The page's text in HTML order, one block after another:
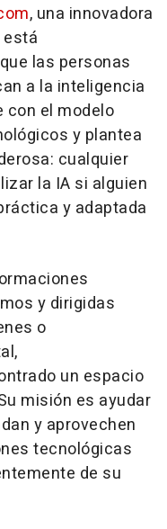
, una innovadora
las personas
a la inteligencia
con el modelo
y plantea
cualquier
la IA si alguien
y adaptada
y dirigidas
o
un espacio
misión es ayudar
y aprovechen
tecnológicas
de su